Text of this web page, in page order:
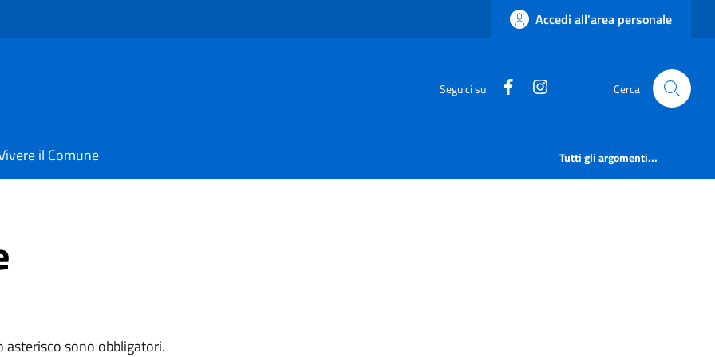
Accedi all'area personale
Seguici su https://www.facebook.com/
https:// Cerca
il Comune Tutti gli argomenti...
sono obbligatori.